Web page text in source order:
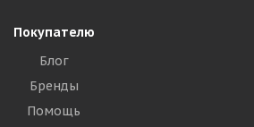
Покупателю
Блог
Бренды
Помощь